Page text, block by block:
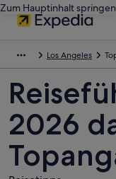
Zum Hauptinhalt springen
Los Angeles
2026